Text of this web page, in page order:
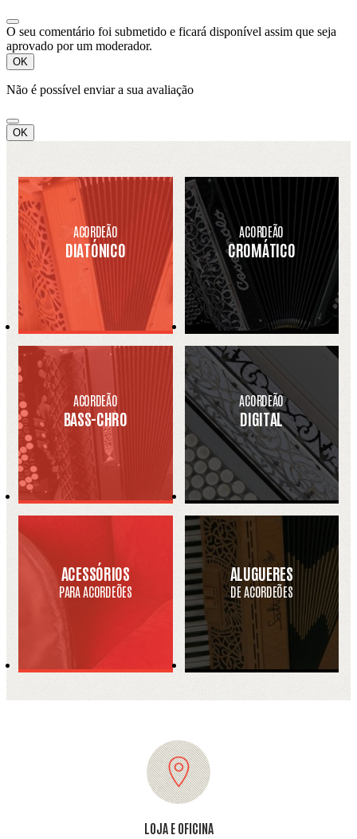
O seu comentário foi submetido e ficará disponível assim que seja
aprovado por um moderador.
OK
Não é possível enviar a sua avaliação
OK
ACORDEÃO
DIATÓNICO
ACORDEÃO
CROMÁTICO
ACORDEÃO
BASS-CHRO
ACORDEÃO
DIGITAL
ACESSÓRIOS
PARA ACORDEÕES
ALUGUERES
DE ACORDEÕES
LOJA E OFICINA